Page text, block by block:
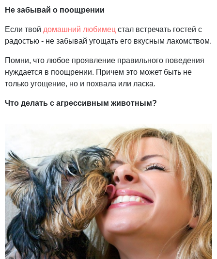
Не забывай о поощрении
Если твой домашний любимец стал встречать гостей с
радостью - не забывай угощать его вкусным лакомством.
Помни, что любое проявление правильного поведения
нуждается в поощрении. Причем это может быть не
только угощение, но и похвала или ласка.
Что делать с агрессивным животным?